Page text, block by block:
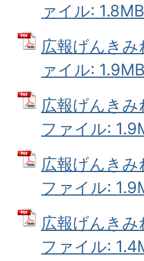
ァイル:
広報げんき
ァイル:
広報げんき
ファイル:
広報げんき
ファイル:
広報げんき
ファイル: